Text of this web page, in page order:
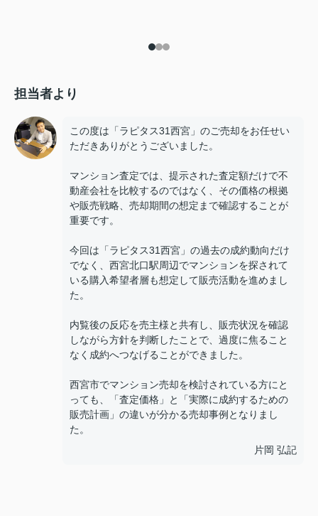
担当者より
この度は「ラピタス31西宮」のご売却をお任せい
ただきありがとうございました。
マンション査定では、提示された査定額だけで不
動産会社を比較するのではなく、その価格の根拠
や販売戦略、売却期間の想定まで確認することが
重要です。
今回は「ラピタス31西宮」の過去の成約動向だけ
でなく、西宮北口駅周辺でマンションを探されて
いる購入希望者層も想定して販売活動を進めまし
た。
内覧後の反応を売主様と共有し、販売状況を確認
しながら方針を判断したことで、過度に焦ること
なく成約へつなげることができました。
西宮市でマンション売却を検討されている方にと
っても、「査定価格」と「実際に成約するための
販売計画」の違いが分かる売却事例となりまし
た。
片岡 弘記